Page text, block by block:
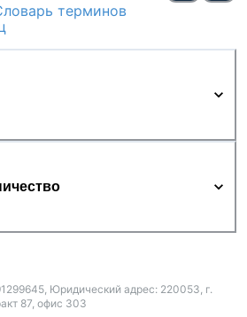
терминов
Юридический адрес: 220053, г.
87, офис 303